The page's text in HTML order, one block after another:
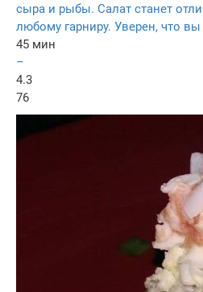
сыра и рыбы. Салат станет
любому гарниру. Уверен, что вы
45 мин
–
4.3
76